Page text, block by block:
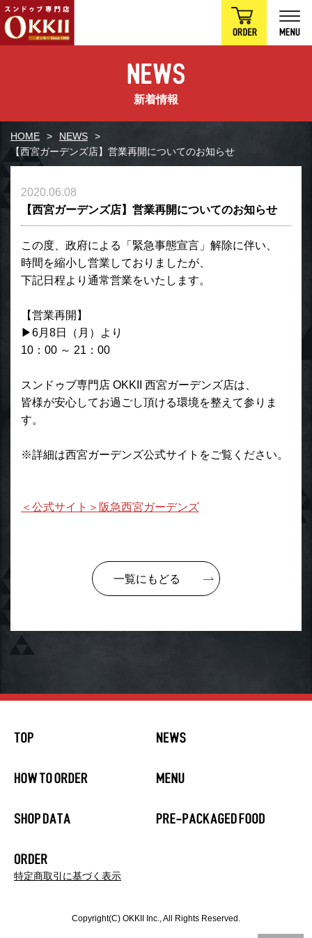
新着情報
HOME
NEWS
【西宮ガーデンズ店】営業再開についてのお知らせ
2020.06.08
【西宮ガーデンズ店】営業再開についてのお知らせ
この度、政府による「緊急事態宣言」解除に伴い、
時間を縮小し営業しておりましたが、
下記日程より通常営業をいたします。
【営業再開】
▶6月8日（月）より
10：00 ～ 21：00
スンドゥブ専門店 OKKII 西宮ガーデンズ店は、
皆様が安心してお過ごし頂ける環境を整えて参りま
す。
※詳細は西宮ガーデンズ公式サイトをご覧ください。
＜公式サイト＞阪急西宮ガーデンズ
一覧にもどる
特定商取引に基づく表示
Copyright(C) OKKII Inc., All Rights Reserved.